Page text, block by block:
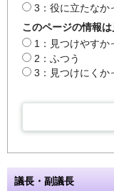
3：役に立たなか
このページの情報
1：見つけやすか
2：ふつう
3：見つけにくか
議長・副議長